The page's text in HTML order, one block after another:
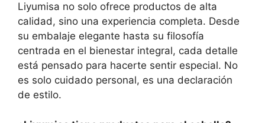
Liyumisa no solo ofrece productos de alta
calidad, sino una experiencia completa. Desde
su embalaje elegante hasta su filosofía
centrada en el bienestar integral, cada detalle
está pensado para hacerte sentir especial. No
es solo cuidado personal, es una declaración
de estilo.